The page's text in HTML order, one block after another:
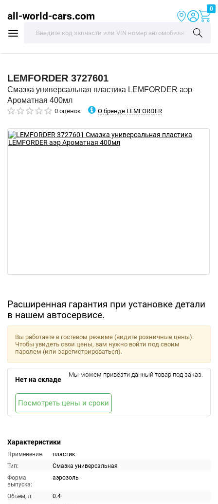
all-world-cars.com
0
LEMFORDER 3727601
Смазка универсальная пластика LEMFORDER аэр
Ароматная 400мл
0 оценок О бренде LEMFORDER
Расширенная гарантия при установке детали
в нашем автосервисе.
Характеристики
Применение:
пластик
Тип:
Смазка универсальная
Форма
выпуска:
аэрозоль
Объём, л:
0.4
Вы работаете в гостевом режиме (видите розничные цены).
Чтобы увидеть свои цены, вам нужно войти под своим
паролем (или зарегистрироваться).
Нет на складе
Мы можем привезти данный товар под заказ.
Посмотреть цены и сроки